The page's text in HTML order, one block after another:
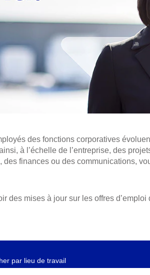
des fonctions corporatives
à l’échelle de l’entreprise, des
finances ou des communications,
des mises à jour sur les offres
par lieu de travail